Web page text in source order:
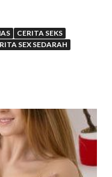
CERITA SEKS
SEX SEDARAH